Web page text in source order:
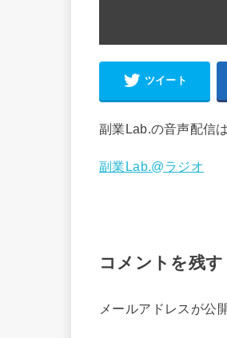
ツイート
副業Lab.の音声配信
副業Lab.@ラジオ
コメントを残す
メールアドレスが公